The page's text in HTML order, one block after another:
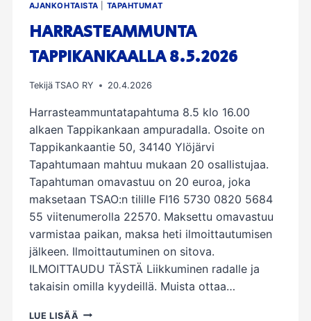
AJANKOHTAISTA TAPAHTUMAT
HARRASTEAMMUNTA
TAPPIKANKAALLA 8.5.2026
Tekijä TSAO RY 20.4.2026
Harrasteammuntatapahtuma 8.5 klo 16.00
alkaen Tappikankaan ampuradalla. Osoite on
Tappikankaantie 50, 34140 Ylöjärvi
Tapahtumaan mahtuu mukaan 20 osallistujaa.
Tapahtuman omavastuu on 20 euroa, joka
maksetaan TSAO:n tilille FI16 5730 0820 5684
55 viitenumerolla 22570. Maksettu omavastuu
varmistaa paikan, maksa heti ilmoittautumisen
jälkeen. Ilmoittautuminen on sitova.
ILMOITTAUDU TÄSTÄ Liikkuminen radalle ja
takaisin omilla kyydeillä. Muista ottaa…
LUE LISÄÄ HARRASTEAMMUNTA